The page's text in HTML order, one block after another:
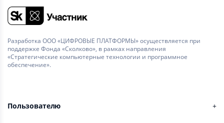
Разработка ООО «ЦИФРОВЫЕ ПЛАТФОРМЫ» осуществляется при
поддержке Фонда «Сколково», в рамках направления
«Стратегические компьютерные технологии и программное
обеспечение».
Пользователю